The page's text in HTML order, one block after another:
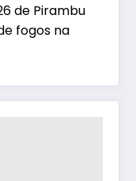
de Pirambu
fogos na